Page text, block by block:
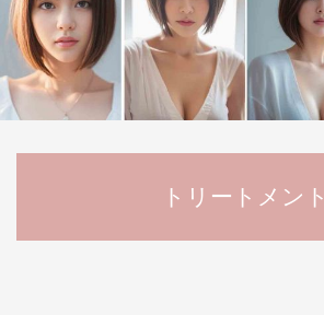
トリートメント